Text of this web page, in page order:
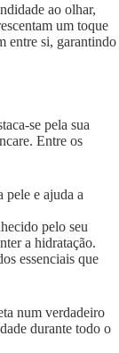
ao olhar,
um toque
entre si, garantindo
se pela sua
Entre os
pele e ajuda a
pelo seu
a hidratação.
essenciais que
num verdadeiro
durante todo o